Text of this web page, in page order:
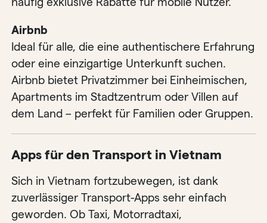
Airbnb
Ideal für alle, die eine authentischere Erfahrung
oder eine einzigartige Unterkunft suchen.
Airbnb bietet Privatzimmer bei Einheimischen,
Apartments im Stadtzentrum oder Villen auf
dem Land – perfekt für Familien oder Gruppen.
Apps für den Transport in Vietnam
Sich in Vietnam fortzubewegen, ist dank
zuverlässiger Transport-Apps sehr einfach
geworden. Ob Taxi, Motorradtaxi,